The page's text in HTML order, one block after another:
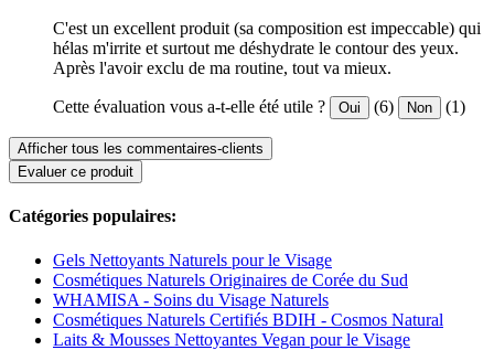
C'est un excellent produit (sa composition est impeccable) qui
hélas m'irrite et surtout me déshydrate le contour des yeux.
Après l'avoir exclu de ma routine, tout va mieux.
Cette évaluation vous a-t-elle été utile ? Oui (6) Non (1)
Afficher tous les commentaires-clients
Evaluer ce produit
Catégories populaires:
Gels Nettoyants Naturels pour le Visage
Cosmétiques Naturels Originaires de Corée du Sud
WHAMISA - Soins du Visage Naturels
Cosmétiques Naturels Certifiés BDIH - Cosmos Natural
Laits & Mousses Nettoyantes Vegan pour le Visage